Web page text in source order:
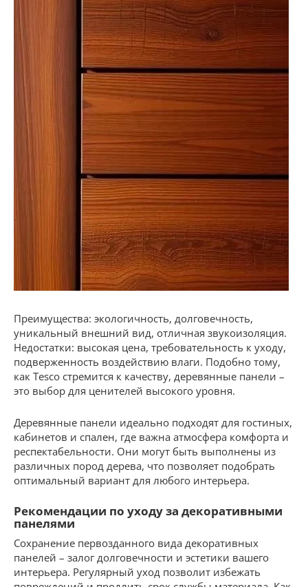
Преимущества: экологичность, долговечность,
уникальный внешний вид, отличная звукоизоляция.
Недостатки: высокая цена, требовательность к уходу,
подверженность воздействию влаги. Подобно тому,
как Tesco стремится к качеству, деревянные панели –
это выбор для ценителей высокого уровня.
Деревянные панели идеально подходят для гостиных,
кабинетов и спален, где важна атмосфера комфорта и
респектабельности. Они могут быть выполнены из
различных пород дерева, что позволяет подобрать
оптимальный вариант для любого интерьера.
Рекомендации по уходу за декоративными
панелями
Сохранение первозданного вида декоративных
панелей – залог долговечности и эстетики вашего
интерьера. Регулярный уход позволит избежать